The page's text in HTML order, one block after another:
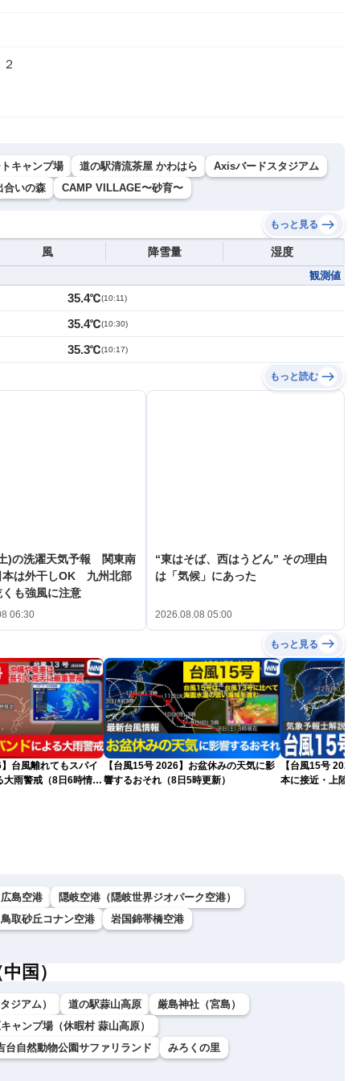
キャンプ場 道の駅清流茶屋 かわはら
Axisバードスタジアム
合いの森
CAMP VILLAGE〜砂育〜
もっと見る
風 降雪量 湿度
観測値
35.4℃(10:11)
35.4℃(10:30)
35.3℃(10:17)
もっと読む
)の洗濯天気予報 関東南
本は外干しOK 九州北部
も強風に注意
06:30
“東はそば、西はうどん” その理由
は「気候」にあった
2026.08.08 05:00
もっと見る
台風離れてもスパイ
大雨警戒（8日6時情
【台風15号 2026】お盆休みの天気に影
響するおそれ（8日5時更新）
【台風15号
本に接近・上陸
広島空港
隠岐空港（隠岐世界ジオパーク空港）
鳥取砂丘コナン空港
岩国錦帯橋空港
国）
ジアム） 道の駅蒜山高原
厳島神社（宮島）
ャンプ場（休暇村 蒜山高原）
台自然動物公園サファリランド
みろくの里